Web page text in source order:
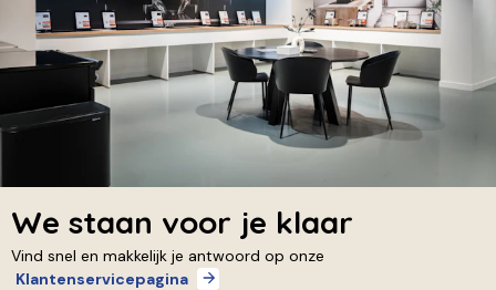
We staan voor je klaar
Vind snel en makkelijk je antwoord op onze
Klantenservicepagina